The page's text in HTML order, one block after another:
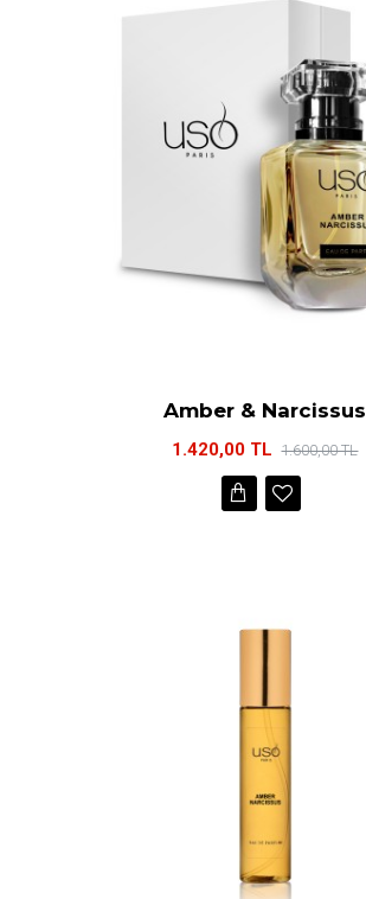
Amber & Narcissus
1.420,00 TL 1.600,00 TL